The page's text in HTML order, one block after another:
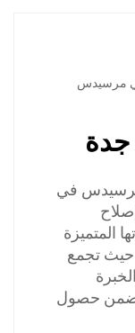
مرسيدس
في
المتميزة
تجمع
يضمن حصول